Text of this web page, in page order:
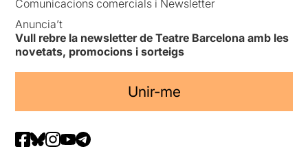
Comunicacions comercials i Newsletter
Anuncia’t
Vull rebre la newsletter de Teatre Barcelona amb les
novetats, promocions i sorteigs
Unir-me